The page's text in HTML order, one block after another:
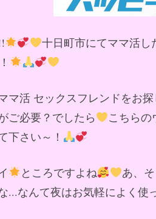
十日町市にてママ活し
！
マ活 セックスフレンドをお
ご必要？でしたら
こちらの
下さい～！
ところですよね
あ、
...なんて夜はお気軽によく使